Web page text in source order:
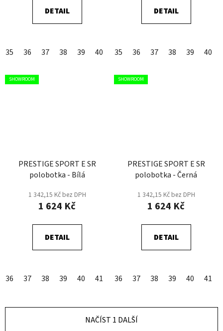
DETAIL
35 36 37 38 39 40 41 42 43 44 45 46
DETAIL
35 36 37 38 39 40
SHOWROOM
PRESTIGE SPORT E SR
polobotka - Bílá
1 342,15 Kč bez DPH
1 624 Kč
DETAIL
36 37 38 39 40 41 42 43 44 45 46 47
SHOWROOM
PRESTIGE SPORT E SR
polobotka - Černá
1 342,15 Kč bez DPH
1 624 Kč
DETAIL
36 37 38 39 40 41
NAČÍST 1 DALŠÍ